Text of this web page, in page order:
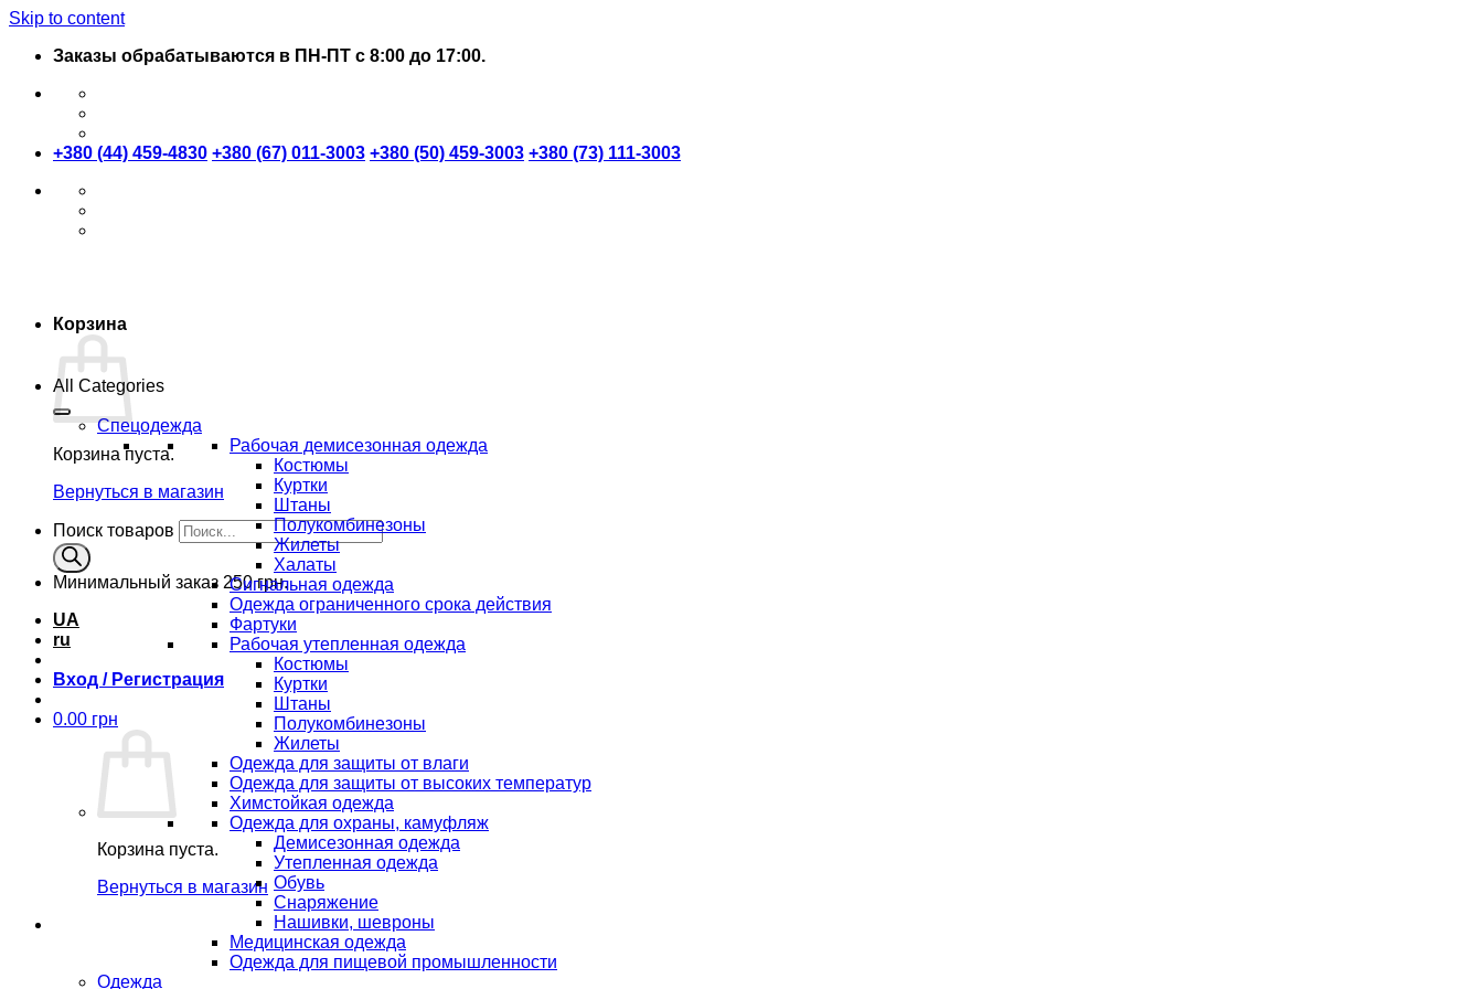
Skip to content
Заказы обрабатываются в ПН-ПТ с 8:00 до 17:00.
+380 (44) 459-4830 +380 (67) 011-3003 +380 (50) 459-3003 +380 (73) 111-3003
Корзина
Корзина пуста.
Вернуться в магазин
Поиск товаров
Минимальный заказ 250 грн.
UA
ru
Вход / Регистрация
0.00 грн
Корзина пуста.
Вернуться в магазин
All Categories
Спецодежда
Рабочая демисезонная одежда
Костюмы
Куртки
Штаны
Полукомбинезоны
Жилеты
Халаты
Сигнальная одежда
Одежда ограниченного срока действия
Фартуки
Рабочая утепленная одежда
Костюмы
Куртки
Штаны
Полукомбинезоны
Жилеты
Одежда для защиты от влаги
Одежда для защиты от высоких температур
Химстойкая одежда
Одежда для охраны, камуфляж
Демисезонная одежда
Утепленная одежда
Обувь
Снаряжение
Нашивки, шевроны
Медицинская одежда
Одежда для пищевой промышленности
Одежда